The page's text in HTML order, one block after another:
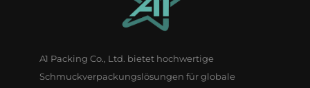
A1 Packing Co., Ltd. bietet hochwertige
Schmuckverpackungslösungen für globale